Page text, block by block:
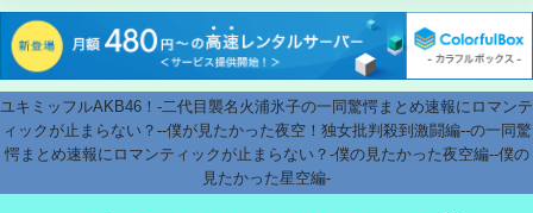
ユキミッフルAKB46！-二代目襲名火浦氷子の一同驚愕まとめ速報にロマンテ
ィックが止まらない？--僕が見たかった夜空！独女批判殺到激闘編--の一同驚
愕まとめ速報にロマンティックが止まらない？-僕の見たかった夜空編--僕の
見たかった星空編-